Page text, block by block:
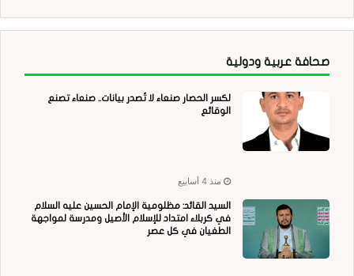
صحافة عربية ودولية
لكسر الحصار صنعاء لا تُصدر بيانات.. صنعاء تصنع
الوقائع
منذ 4 أسابيع
السيد القائد: مظلومية الإمام الحسين عليه السلام
في كربلاء امتداد للإسلام الأصيل ومدرسة لمواجهة
الطغيان في كل عصر